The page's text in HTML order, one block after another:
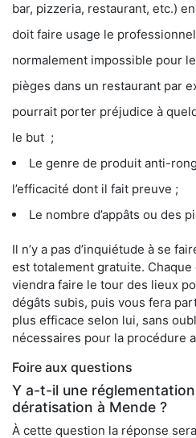
bar, pizzeria, restaurant, etc.)
doit faire usage le
normalement impossible pour
pièges dans un restaurant par
pourrait porter préjudice à
le but ;
Le genre de produit anti-
l’efficacité dont il fait preuve ;
Le nombre d’appâts ou des
Il n’y a pas d’inquiétude à se
est totalement gratuite.
viendra faire le tour des lieux
dégâts subis, puis vous fera
plus efficace selon lui, sans
nécessaires pour la procédure
Foire aux questions
Y a-t-il une
dératisation à Mende ?
À cette question la réponse